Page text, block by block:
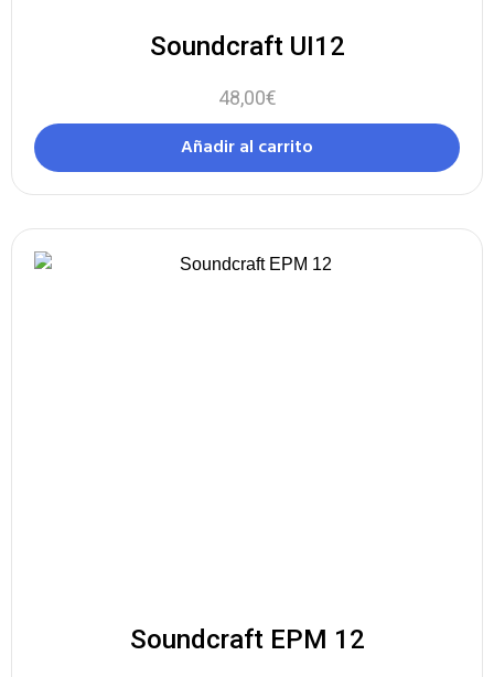
Soundcraft UI12
48,00€
Añadir al carrito
Soundcraft EPM 12